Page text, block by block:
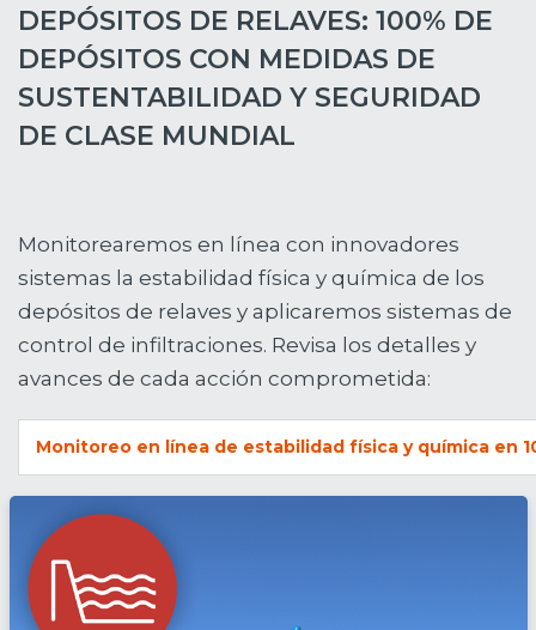
DEPÓSITOS DE RELAVES: 100% DE
DEPÓSITOS CON MEDIDAS DE
SUSTENTABILIDAD Y SEGURIDAD
DE CLASE MUNDIAL
Monitorearemos en línea con innovadores
sistemas la estabilidad física y química de los
depósitos de relaves y aplicaremos sistemas de
control de infiltraciones. Revisa los detalles y
avances de cada acción comprometida:
Monitoreo en línea de estabilidad física y química en